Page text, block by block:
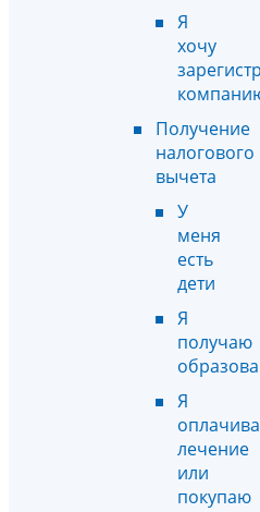
Я
хочу
Получение
налогового
вычета
У
меня
есть
дети
Я
получаю
Я
лечение
или
покупаю